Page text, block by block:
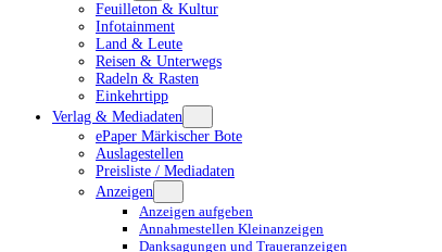
Feuilleton & Kultur
Infotainment
Land & Leute
Reisen & Unterwegs
Radeln & Rasten
Einkehrtipp
Verlag & Mediadaten
ePaper Märkischer Bote
Auslagestellen
Preisliste / Mediadaten
Anzeigen
Anzeigen aufgeben
Annahmestellen Kleinanzeigen
Danksagungen und Traueranzeigen